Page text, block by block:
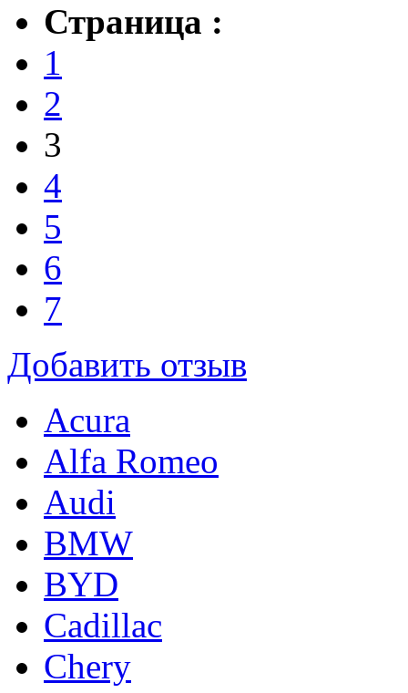
Страница :
1
2
3
4
5
6
7
Добавить отзыв
Acura
Alfa Romeo
Audi
BMW
BYD
Cadillac
Chery